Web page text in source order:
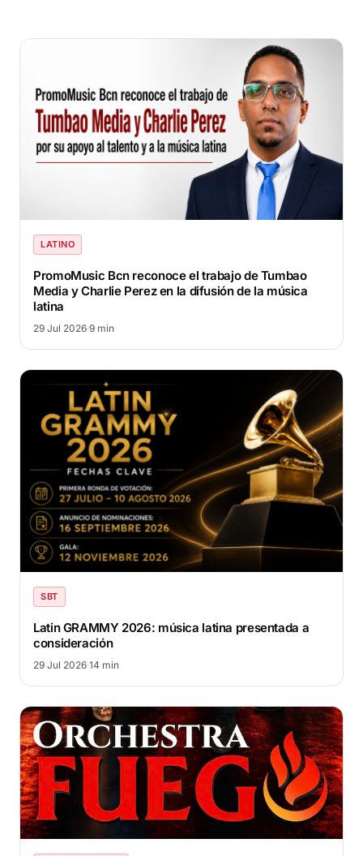
LATINO
PromoMusic Bcn reconoce el trabajo de Tumbao
Media y Charlie Perez en la difusión de la música
latina
29 Jul 2026·9 min
SBT
Latin GRAMMY 2026: música latina presentada a
consideración
29 Jul 2026·14 min